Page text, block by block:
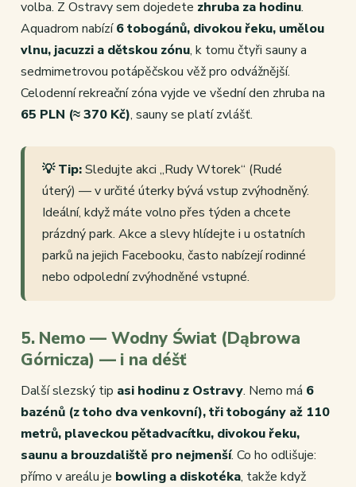
volba. Z Ostravy sem dojedete zhruba za hodinu.
Aquadrom nabízí6 tobogánů, divokou řeku, umělou
vlnu, jacuzzi a dětskou zónu, k tomu čtyři sauny a
sedmimetrovou potápěčskou věž pro odvážnější.
Celodenní rekreační zóna vyjde ve všední den zhruba na
65 PLN (≈ 370 Kč), sauny se platí zvlášť.
💡 Tip:Sledujte akci „Rudy Wtorek“ (Rudé
úterý) — v určité úterky bývá vstup zvýhodněný.
Ideální, když máte volno přes týden a chcete
prázdný park. Akce a slevy hlídejte i u ostatních
parků na jejich Facebooku, často nabízejí rodinné
nebo odpolední zvýhodněné vstupné.
5. Nemo — Wodny Świat (Dąbrowa
Górnicza) — i na déšť
Další slezský tip asi hodinu z Ostravy. Nemo má 6
bazénů (z toho dva venkovní), tři tobogány až 110
metrů, plaveckou pětadvacítku, divokou řeku,
saunu a brouzdaliště pro nejmenší. Co ho odlišuje:
přímo v areálu je bowling a diskotéka, takže když